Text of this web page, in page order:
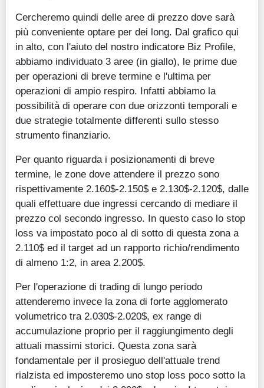
Cercheremo quindi delle aree di prezzo dove sarà
più conveniente optare per dei long. Dal grafico qui
in alto, con l'aiuto del nostro indicatore Biz Profile,
abbiamo individuato 3 aree (in giallo), le prime due
per operazioni di breve termine e l'ultima per
operazioni di ampio respiro. Infatti abbiamo la
possibilità di operare con due orizzonti temporali e
due strategie totalmente differenti sullo stesso
strumento finanziario.
Per quanto riguarda i posizionamenti di breve
termine, le zone dove attendere il prezzo sono
rispettivamente 2.160$-2.150$ e 2.130$-2.120$, dalle
quali effettuare due ingressi cercando di mediare il
prezzo col secondo ingresso. In questo caso lo stop
loss va impostato poco al di sotto di questa zona a
2.110$ ed il target ad un rapporto richio/rendimento
di almeno 1:2, in area 2.200$.
Per l'operazione di trading di lungo periodo
attenderemo invece la zona di forte agglomerato
volumetrico tra 2.030$-2.020$, ex range di
accumulazione proprio per il raggiungimento degli
attuali massimi storici. Questa zona sarà
fondamentale per il prosieguo dell'attuale trend
rialzista ed imposteremo uno stop loss poco sotto la